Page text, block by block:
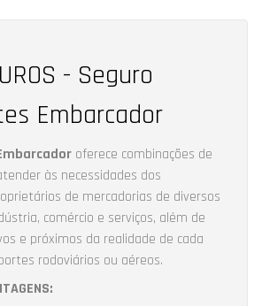
- Seguro
Embarcador
oferece combinações de
às necessidades dos
de mercadorias de diversos
comércio e serviços, além de
e próximos da realidade de cada
rodoviários ou aéreos.